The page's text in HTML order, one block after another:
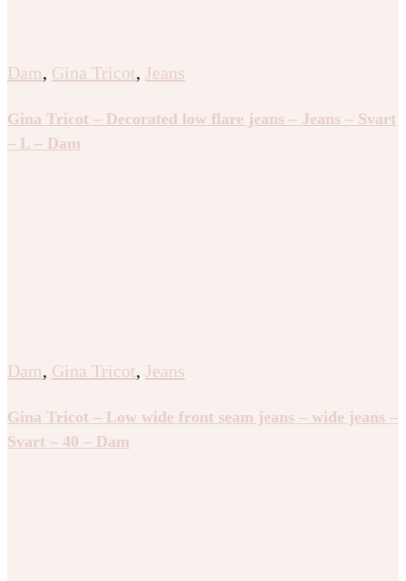
Dam, Gina Tricot, Jeans
Gina Tricot – Decorated low flare jeans – Jeans – Svart
– L – Dam
Dam, Gina Tricot, Jeans
Gina Tricot – Low wide front seam jeans – wide jeans –
Svart – 40 – Dam